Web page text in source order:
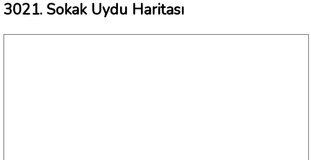
3021. Sokak Uydu Haritası